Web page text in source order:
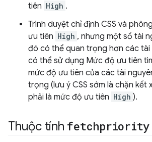
tiên High .
Trình duyệt chỉ định CSS và
ưu tiên High , nhưng một số tài
đó có thể quan trọng hơn các tài
có thể sử dụng Mức độ ưu tiên
mức độ ưu tiên của các tài
trọng (lưu ý CSS sớm là chặn kết
phải là mức độ ưu tiên High ).
Thuộc tính fetchpriority